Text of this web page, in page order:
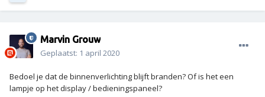
Marvin Grouw
Geplaatst: 1 april 2020
Bedoel je dat de binnenverlichting blijft branden? Of is het een
lampje op het display / bedieningspaneel?